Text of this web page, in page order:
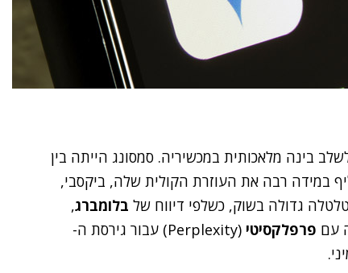
בינה מלאכותית במכשיריה. סמסונג הייתה בין
במידה רבה את העוזרת הקולית שלה, ביקסבי,
גדולה בשוק, כשלפי דיווח של בלומברג,
עם פרפלקסיטי
(Perplexity) עבור גירסת ה-